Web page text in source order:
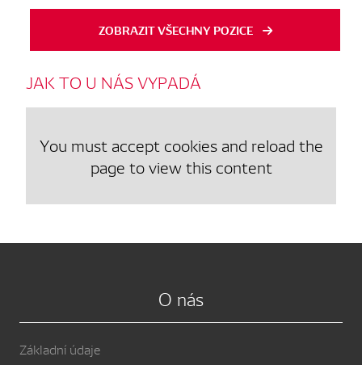
ZOBRAZIT VŠECHNY POZICE
JAK TO U NÁSVYPADÁ
You must accept cookies and reload the
page to view this content
O nás
Základní údaje